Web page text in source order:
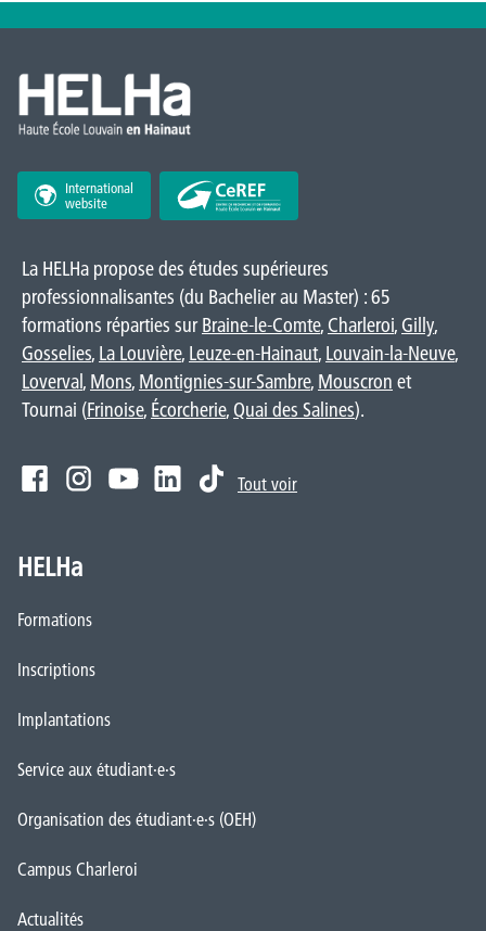
International
website
La HELHa propose des études supérieures
professionnalisantes (du Bachelier au Master) : 65
formations réparties surBraine-le-Comte, Charleroi, Gilly,
Gosselies, La Louvière, Leuze-en-Hainaut, Louvain-la-Neuve,
Loverval, Mons, Montignies-sur-Sambre, Mouscron et
Tournai (Frinoise, Écorcherie, Quai des Salines).
Tout voir
HELHa
Formations
Inscriptions
Implantations
Service aux étudiant·e·s
Organisation des étudiant·e·s (OEH)
Campus Charleroi
Actualités